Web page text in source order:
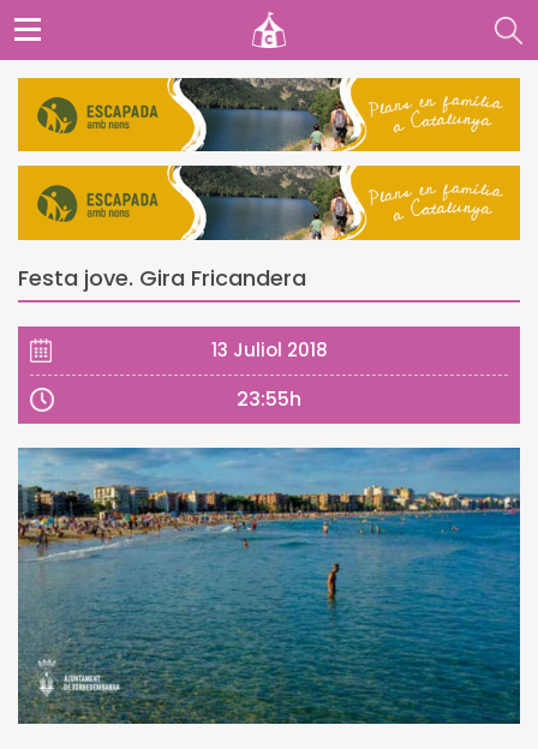
Festa jove. Gira Fricandera
13 Juliol 2018
23:55h